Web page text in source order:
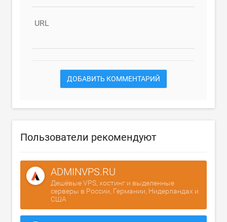
URL
ДОБАВИТЬ КОММЕНТАРИЙ
Пользователи рекомендуют
ADMINVPS.RU
Дешёвые VPS, хостинг и выделенные
серверы в России, Германии, Нидерландах и
США